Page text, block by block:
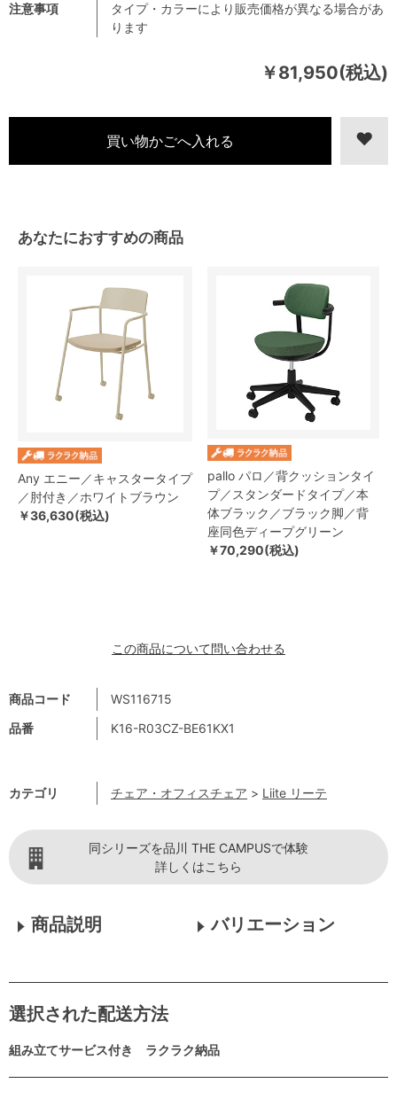
￥81,950(税込)
商品コード
WS116715
品番
K16-R03CZ-BE61KX1
カテゴリ チェア・オフィスチェア > Liite リーテ
注意事項
タイプ・カラーにより販売価格が異なる場合があ
ります
あなたにおすすめの商品
Any エニー／キャスタータイプ
／肘付き／ホワイトブラウン
￥36,630(税込)
pallo パロ／背クッションタイ
プ／スタンダードタイプ／本
体ブラック／ブラック脚／背
座同色ディープグリーン
￥70,290(税込)
この商品について問い合わせる
同シリーズを品川 THE CAMPUSで体験
詳しくはこちら
商品説明 バリエーション
選択された配送方法
組み立てサービス付き ラクラク納品